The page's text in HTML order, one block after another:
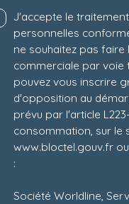
J'accepte le
personnelles
ne souhaitez pas
commerciale par voie
pouvez vous inscrire
d'opposition au
prévu par l'article
consommation, sur le
www.bloctel.gouv.fr
:
Société Worldline,